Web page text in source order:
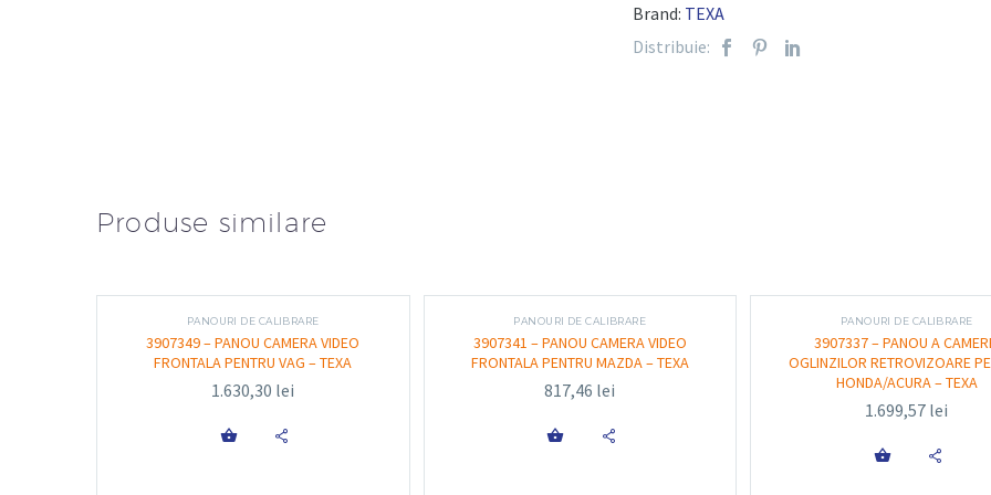
Comunicație Bluetooth între unitate și
Compatibil cu testerele TEXA
Sistemul RCCS 3 Bluetooth cu monitor este
direct în atelier, în special după intervenții
radar sau reparații la structura frontală. După
sistemul afișează automat panoul necesar
laserelor și a oglinzilor incluse, iar calibrarea
Brand: TEXA
Distribuie:
Produse similare
PANOURI DE CALIBRARE
3907349 – PANOU CAMERA VIDEO
FRONTALA PENTRU VAG – TEXA
1.630,30 lei

PANOURI DE CALIBRARE
3907341 – PANOU CAMERA VIDEO
FRONTALA PENTRU MAZDA – TEXA
817,46 lei

PANOURI DE CALIBRARE
3907337 – PANOU A
OGLINZILOR RETROVIZOARE
HONDA/ACURA – TEXA
1.699,57 lei
